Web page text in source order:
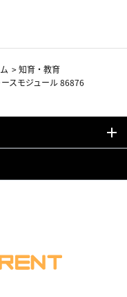
>知育・教育
スモジュール 86876